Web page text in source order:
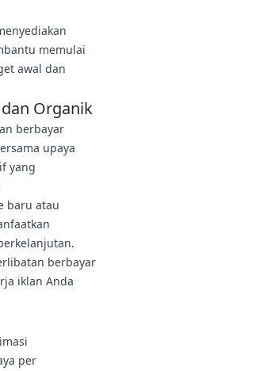
memulai
awal dan
Organik
berbayar
upaya
yang
baru atau
berbayar
iklan Anda
per